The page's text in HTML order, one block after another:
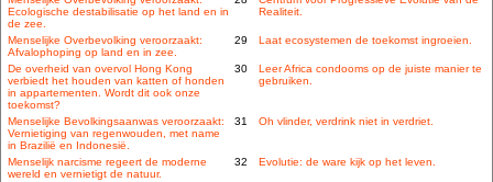
Ecologische destabilisatie op het land en in
de zee.
Realiteit.
Menselijke Overbevolking veroorzaakt:
Afvalophoping op land en in zee.
29 Laat ecosystemen de toekomst ingroeien.
De overheid van overvol Hong Kong
verbiedt het houden van katten of honden
in appartementen. Wordt dit ook onze
toekomst?
30
Leer Africa condooms op de juiste manier te
gebruiken.
Menselijke Bevolkingsaanwas veroorzaakt:
Vernietiging van regenwouden, met name
in Brazilië en Indonesië.
31 Oh vlinder, verdrink niet in verdriet.
Menselijk narcisme regeert de moderne
wereld en vernietigt de natuur.
32 Evolutie: de ware kijk op het leven.